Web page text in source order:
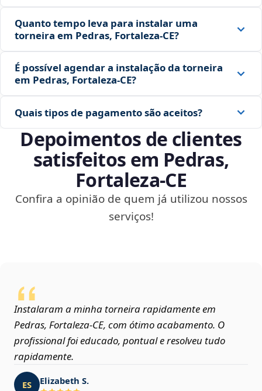
Quanto tempo leva para instalar uma
torneira em Pedras, Fortaleza‑CE?
É possível agendar a instalação da torneira
em Pedras, Fortaleza‑CE?
Quais tipos de pagamento são aceitos?
Depoimentos de clientes
satisfeitos em Pedras,
Fortaleza‑CE
Confira a opinião de quem já utilizou nossos
serviços!
Instalaram a minha torneira rapidamente em
Pedras, Fortaleza‑CE, com ótimo acabamento. O
profissional foi educado, pontual e resolveu tudo
rapidamente.
ES Elizabeth S.